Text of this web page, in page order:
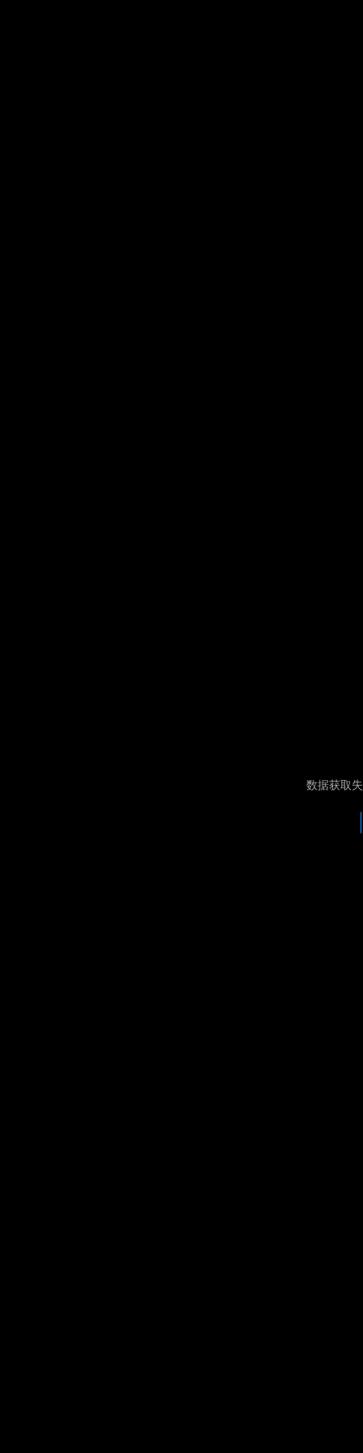
数据获取